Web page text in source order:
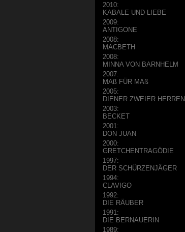
2010:
KABALE UND LIEBE
2009:
ANTIGONE
2008:
MACBETH
2008:
MINNA VON BARNHELM
2007:
MAß FÜR MAß
2005:
DIENER ZWEIER HERREN
2003:
BECKET
2001:
DON JUAN
2000:
GRETCHENTRAGÖDIE
1997:
DER SCHÜRZENJÄGER
1994:
CLAVIGO
1992:
DIE RÄUBER
1991:
DIE BERNAUERIN
1989: